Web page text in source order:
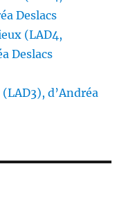
Deslacs
(LAD4,
Deslacs
d’Andréa